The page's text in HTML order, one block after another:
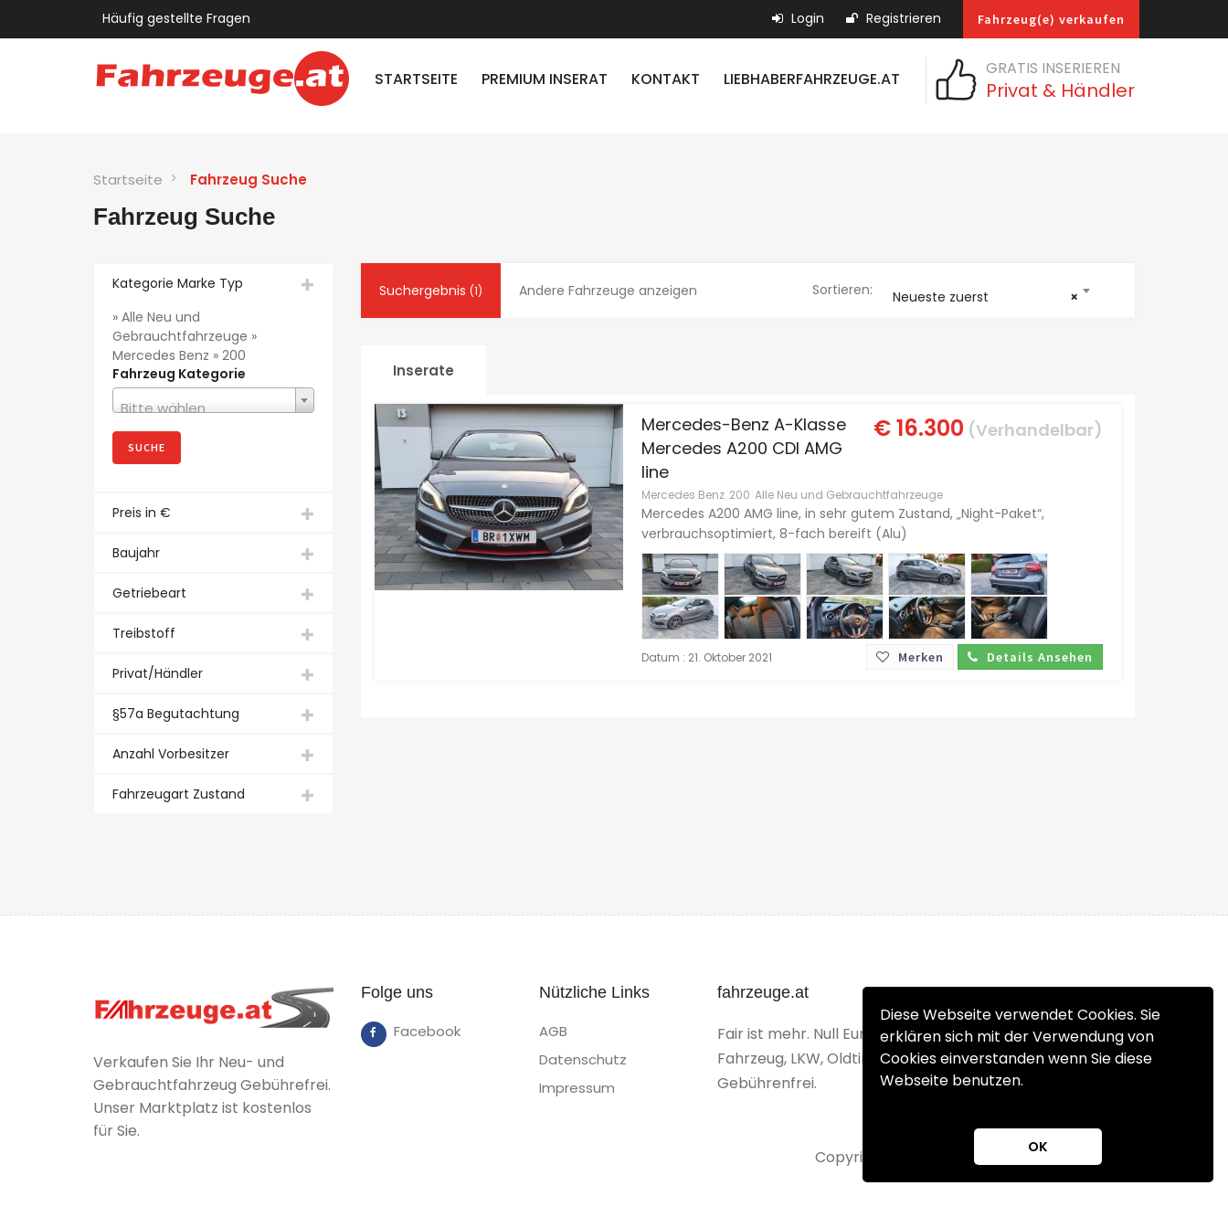
Diese Webseite verwendet Cookies. Sie
erklären sich mit der Verwendung von
Cookies einverstanden wenn Sie diese
Webseite benutzen.
OK
Häufig gestellte Fragen Login Registrieren Fahrzeug(e) verkaufen
STARTSEITE PREMIUM INSERAT KONTAKT LIEBHABERFAHRZEUGE.AT
GRATIS INSERIEREN
Privat & Händler
Startseite Fahrzeug Suche
Fahrzeug Suche
Kategorie Marke Typ
» Alle Neu und
Gebrauchtfahrzeuge »
Mercedes Benz » 200
Fahrzeug Kategorie
Bitte wählen
Preis in €
Baujahr
Getriebeart
Treibstoff
Privat/Händler
§57a Begutachtung
Anzahl Vorbesitzer
Fahrzeugart Zustand
Suchergebnis (1) Andere Fahrzeuge anzeigen Sortieren: ×
Neueste zuerst
Inserate
€ 16.300 (Verhandelbar)
Mercedes-Benz A-Klasse
Mercedes A200 CDI AMG
line
Mercedes Benz 200 Alle Neu und Gebrauchtfahrzeuge
Mercedes A200 AMG line, in sehr gutem Zustand, „Night-Paket“,
verbrauchsoptimiert, 8-fach bereift (Alu)
Datum : 21. Oktober 2021 Merken Details Ansehen
Verkaufen Sie Ihr Neu- und
Gebrauchtfahrzeug Gebührefrei.
Unser Marktplatz ist kostenlos
für Sie.
Folge uns
Facebook
Nützliche Links
AGB
Datenschutz
Impressum
fahrzeuge.at
Fair ist mehr. Null Euro Einstellgebühr. Verkaufen Sie Ihr
Fahrzeug, LKW, Oldtimer, Wohnmobil oder Unfallfahrzeug
Gebührenfrei.
Copyright 2025 © fahrzeuge.at